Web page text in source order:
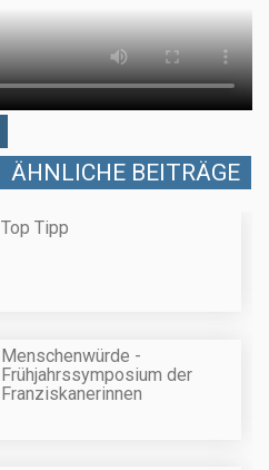
ÄHNLICHE BEITRÄGE
Top Tipp
Menschenwürde -
Frühjahrssymposium der
Franziskanerinnen